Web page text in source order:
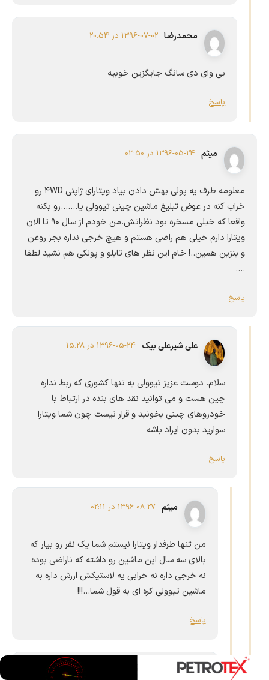
محمدرضا 1396-07-02 در 20:54
بی وای دی سانگ جایگزین خوبیه
پاسخ
میثم 1396-05-24 در 03:50
معلومه طرف یه پولی بهش دادن بیاد ویتارای ژاپنی ۴WD رو
خراب کنه در عوض تبلیغ ماشین چینی تیوولی یا…….رو بکنه
واقعا که خیلی مسخره بود نظراتش.من خودم از سال ۹۰ تا الان
ویتارا دارم خیلی هم راضی هستم و هیچ خرجی نداره بجز روغن
و بنزین همین..! خام این نظر های تابلو و پولکی هم نشید لطفا
….
پاسخ
علی شیرعلی بیک 1396-05-24 در 15:28
سلام. دوست عزیز تیوولی به تنها کشوری که ربط نداره
چین هست و می توانید نقد های بنده در ارتباط با
خودروهای چینی بخونید و قرار نیست چون شما ویتارا
سوارید بدون ایراد باشه
پاسخ
میثم 1396-08-27 در 02:11
من تنها طرفدار ویتارا نیستم شما یک نفر رو بیار که
بالای سه سال این ماشین رو داشته که ناراضی بوده
نه خرجی داره نه خرابی یه لاستیکش ارزش داره به
ماشین تیوولی کره ای به قول شما…!!!
پاسخ
ایمان جون